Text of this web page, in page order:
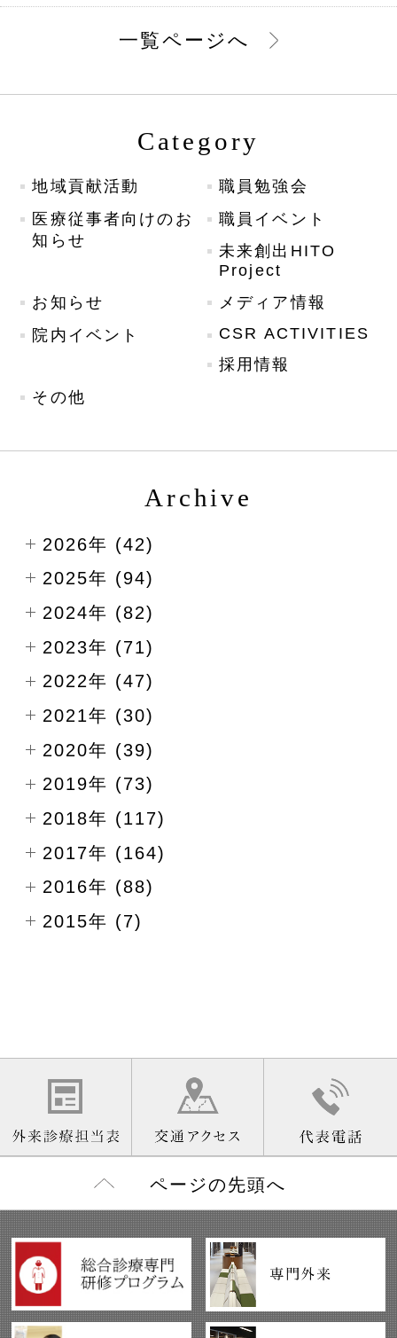
一覧ページへ
Category
地域貢献活動
職員勉強会
医療従事者向けのお
知らせ
職員イベント
未来創出HITO
Project
お知らせ
メディア情報
院内イベント
CSR ACTIVITIES
採用情報
その他
Archive
2026年 (42)
2025年 (94)
2024年 (82)
2023年 (71)
2022年 (47)
2021年 (30)
2020年 (39)
2019年 (73)
2018年 (117)
2017年 (164)
2016年 (88)
2015年 (7)
ページの先頭へ